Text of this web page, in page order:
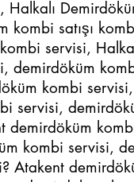
satışı
servisi,
kombi
kombi servisi,
Atakent